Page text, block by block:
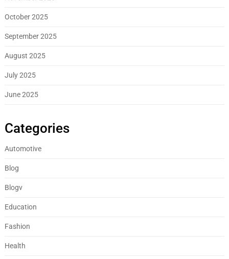
October 2025
September 2025
August 2025
July 2025
June 2025
Categories
Automotive
Blog
Blogv
Education
Fashion
Health